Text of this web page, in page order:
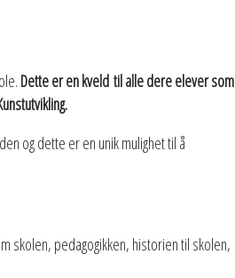
Dette er en kveld til alle dere elever som
og dette er en unik mulighet til å
skolen, pedagogikken, historien til skolen,